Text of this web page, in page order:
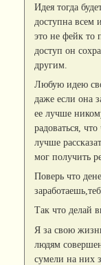
Идея тогда
доступна всем
это не фейк то
доступ он
другим.
Любую идею
даже если она
ее лучше
радоваться,
лучше
мог получить
Поверь что
Так что делай
Я за свою
людям
сумели на них